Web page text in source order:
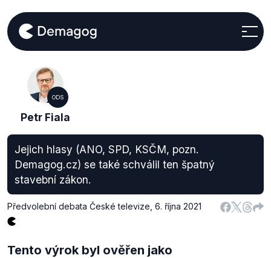
ODS
Petr Fiala
Jejich hlasy (ANO, SPD, KSČM, pozn.
Demagog.cz) se také schválil ten špatný
stavební zákon.
Předvolební debata České televize 6. října 2021
Tento výrok byl ověřen jako